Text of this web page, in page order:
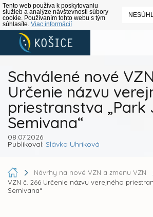
Tento web používa k poskytovaniu
služieb a analýze návštevnosti súbory
cookie. Používaním tohto webu s tým
súhlasíte. Viac informácií
Schválené nové
Určenie názvu
priestranstva „Park
Semivana“
08.07.2026
Publikoval: Slávka Uhríková
Návrhy na nové VZN a zmenu VZN
VZN č. 266 Určenie názvu verejného
Semivana“